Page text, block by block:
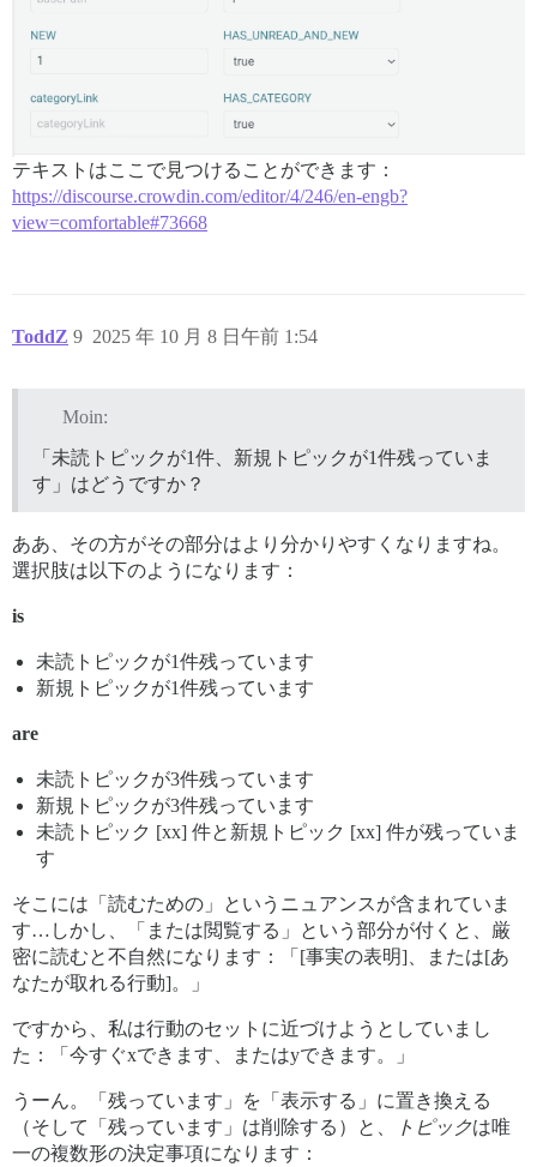
テキストはここで見つけることができます：
https://discourse.crowdin.com/editor/4/246/en-engb?
view=comfortable#73668
ToddZ 2025 年 10 月 8 日午前 1:54
9
Moin:
「未読トピックが1件、新規トピックが1件残っていま
す」はどうですか？
ああ、その方がその部分はより分かりやすくなりますね。
選択肢は以下のようになります：
is
未読トピックが1件残っています
新規トピックが1件残っています
are
未読トピックが3件残っています
新規トピックが3件残っています
未読トピック [xx] 件と新規トピック [xx] 件が残っていま
す
そこには「読むための」というニュアンスが含まれていま
す…しかし、「または閲覧する」という部分が付くと、厳
密に読むと不自然になります：「[事実の表明]、または[あ
なたが取れる行動]。」
ですから、私は行動のセットに近づけようとしていまし
た：「今すぐxできます、またはyできます。」
うーん。「残っています」を「表示する」に置き換える
（そして「残っています」は削除する）と、
トピックは唯
一の複数形の決定事項になります：